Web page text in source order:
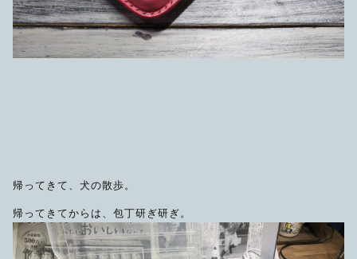
帰ってきて、犬の散歩。
帰ってきてからは、包丁研ぎ研ぎ。